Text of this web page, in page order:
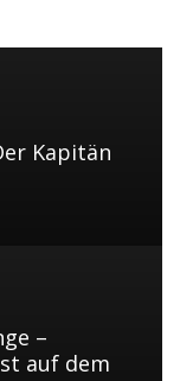
Kapitän
–
auf dem